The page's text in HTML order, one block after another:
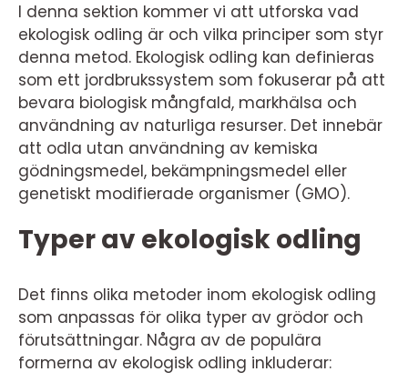
I denna sektion kommer vi att utforska vad
ekologisk odling är och vilka principer som styr
denna metod. Ekologisk odling kan definieras
som ett jordbrukssystem som fokuserar på att
bevara biologisk mångfald, markhälsa och
användning av naturliga resurser. Det innebär
att odla utan användning av kemiska
gödningsmedel, bekämpningsmedel eller
genetiskt modifierade organismer (GMO).
Typer av ekologisk odling
Det finns olika metoder inom ekologisk odling
som anpassas för olika typer av grödor och
förutsättningar. Några av de populära
formerna av ekologisk odling inkluderar: